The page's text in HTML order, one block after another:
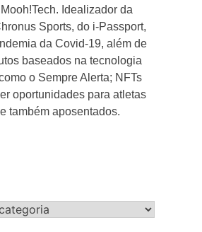
Idealizador da
Sports, do i-Passport,
da Covid-19, além de
baseados na tecnologia
o Sempre Alerta; NFTs
oportunidades para atletas
também aposentados.